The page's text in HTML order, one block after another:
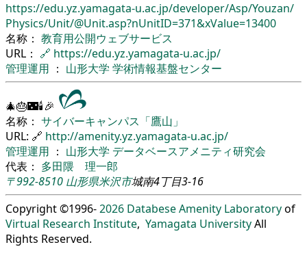
https://edu.yz.yamagata-u.ac.jp/developer/Asp/Youzan/
Physics/Unit/@Unit.asp?nUnitID=371&xValue=13400
名称： 教育用公開ウェブサービス
URL： 🔗 https://edu.yz.yamagata-u.ac.jp/
管理運用 ： 山形大学 学術情報基盤センター
🎄🎂🌃🕯🎉
名称： サイバーキャンパス「鷹山」
URL: 🔗 http://amenity.yz.yamagata-u.ac.jp/
管理運用 ： 山形大学 データベースアメニティ研究会
代表： 多田隈 理一郎
〒992-8510 山形県米沢市城南4丁目3-16
Copyright ©1996-2026 Databese Amenity Laboratoryof
Virtual Research Institute, Yamagata UniversityAll
Rights Reserved.